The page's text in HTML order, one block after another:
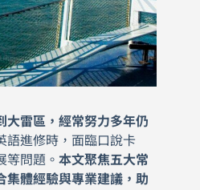
大雷區，經常努力多年仍
語進修時，面臨口說卡
等問題。 本文聚焦五大常
集體經驗與專業建議，助